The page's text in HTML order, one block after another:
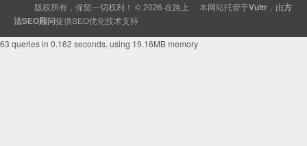
版权所有，保留一切权利！ © 2026 在路上 本网站托管于Vultr ，由方
法SEO顾问提供SEO优化技术支持
63 queries in 0.162 seconds, using 19.16MB memory